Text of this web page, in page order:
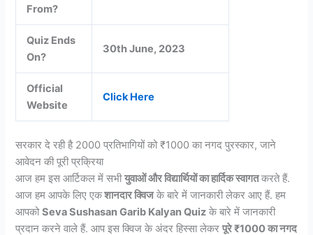
From?
Quiz Ends
On?
30th June, 2023
Official
Website
Click Here
सरकार दे रही है 2000 प्रतिभागियों को ₹1000 का नगद पुरस्कार, जाने
आवेदन की पूरी प्रक्रिया
आज हम इस आर्टिकल में सभीयुवाओं और विद्यार्थियों का हार्दिक स्वागतकरते हैं.
आज हम आपके लिए एकशानदार क्विजके बारे में जानकारी लेकर आए हैं. हम
आपकोSeva Sushasan Garib Kalyan Quiz के बारे में जानकारी
प्रदान करने वाले हैं. आप इस क्विज के अंदर हिस्सा लेकरपूरे ₹1000 का नगद